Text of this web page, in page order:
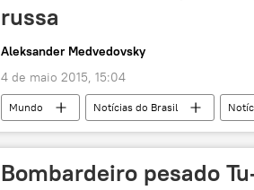
russa
Aleksander Medvedovsky
4 de maio 2015, 15:04
Mundo Notícias do Brasil
Rio de Janeiro
Alemanha
Bombardeiro pesado